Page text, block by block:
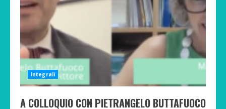
Integrali
A COLLOQUIO CON PIETRANGELO BUTTAFUOCO